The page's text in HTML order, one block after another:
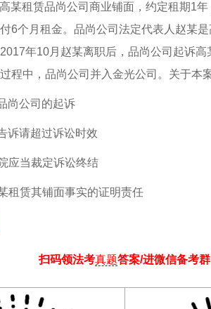
某租赁品尚公司商业铺面，约定租期1
6个月租金。品尚公司法定代表人赵某
年10月赵某离职后，品尚公司起诉高
程中，品尚公司并入金光公司。关于本
尚公司的起诉
诉请超过诉讼时效
应当裁定诉讼终结
租赁其铺面事实的证明责任
扫码领法考真题答案/进微信备考群